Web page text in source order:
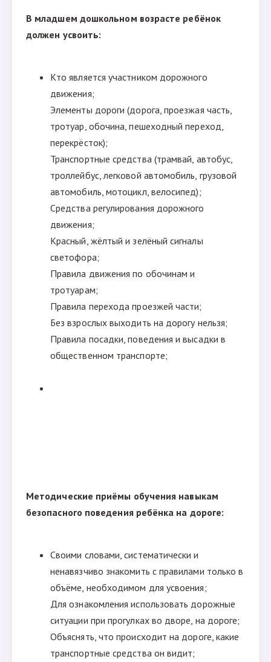
В младшем дошкольном возрасте ребёнок
должен усвоить:
Кто является участником дорожного
движения;
Элементы дороги (дорога, проезжая часть,
тротуар, обочина, пешеходный переход,
перекрёсток);
Транспортные средства (трамвай, автобус,
троллейбус, легковой автомобиль, грузовой
автомобиль, мотоцикл, велосипед);
Средства регулирования дорожного
движения;
Красный, жёлтый и зелёный сигналы
светофора;
Правила движения по обочинам и
тротуарам;
Правила перехода проезжей части;
Без взрослых выходить на дорогу нельзя;
Правила посадки, поведения и высадки в
общественном транспорте;
Методические приёмы обучения навыкам
безопасного поведения ребёнка на дороге:
Своими словами, систематически и
ненавязчиво знакомить с правилами только в
объёме, необходимом для усвоения;
Для ознакомления использовать дорожные
ситуации при прогулках во дворе, на дороге;
Объяснять, что происходит на дороге, какие
транспортные средства он видит;